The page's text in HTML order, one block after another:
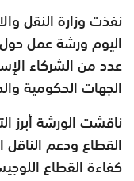
نفذت وزارة النقل
اليوم ورشة عمل
عدد من الشركاء
الجهات الحكومية
ناقشت الورشة أبرز
القطاع ودعم الناقل
كفاءة القطاع